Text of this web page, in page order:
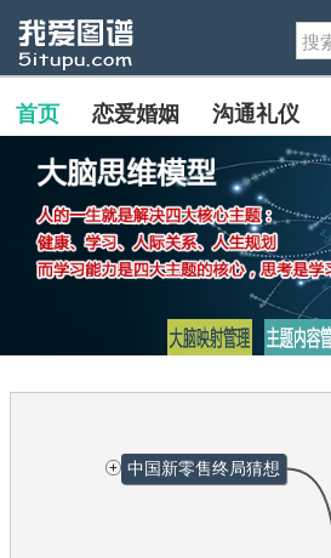
首页 恋爱婚姻 沟通礼仪
+ 中国新零售终局猜想